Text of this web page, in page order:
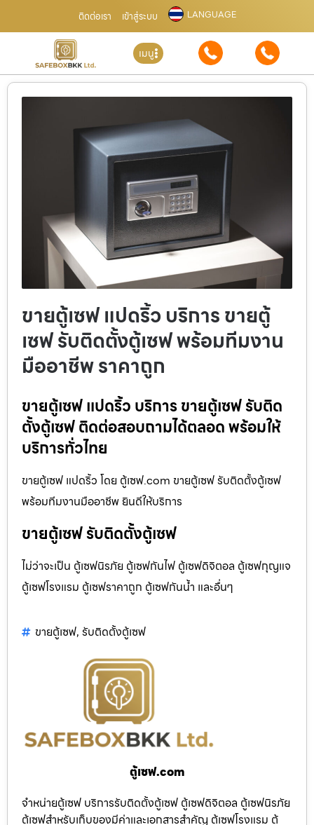
ติดต่อเรา เข้าสู่ระบบ LANGUAGE
เมนู
ขายตู้เซฟ แปดริ้ว บริการ ขายตู้
เซฟ รับติดตั้งตู้เซฟ พร้อมทีมงาน
มืออาชีพ ราคาถูก
ขายตู้เซฟ แปดริ้ว บริการ ขายตู้เซฟ รับติด
ตั้งตู้เซฟ ติดต่อสอบถามได้ตลอด พร้อมให้
บริการทั่วไทย
ขายตู้เซฟ แปดริ้ว โดย ตู้เซฟ.com ขายตู้เซฟ รับติดตั้งตู้เซฟ
พร้อมทีมงานมืออาชีพ ยินดีให้บริการ
ขายตู้เซฟ รับติดตั้งตู้เซฟ
ไม่ว่าจะเป็น ตู้เซฟนิรภัย ตู้เซฟกันไฟ ตู้เซฟดิจิตอล ตู้เซฟกุญแจ
ตู้เซฟโรงแรม ตู้เซฟราคาถูก ตู้เซฟกันน้ำ และอื่นๆ
ขายตู้เซฟ, รับติดตั้งตู้เซฟ
ตู้เซฟ.com
จำหน่ายตู้เซฟ บริการรับติดตั้งตู้เซฟ ตู้เซฟดิจิตอล ตู้เซฟนิรภัย
ตู้เซฟสำหรับเก็บของมีค่าและเอกสารสำคัญ ตู้เซฟโรงแรม ตู้